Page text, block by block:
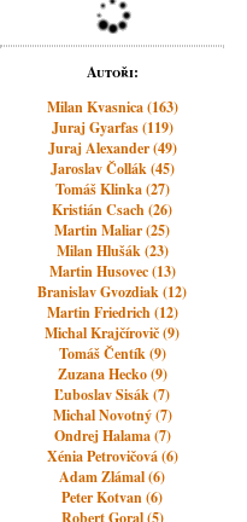
Autoři:
Milan Kvasnica (163)
Juraj Gyarfas (119)
Juraj Alexander (49)
Jaroslav Čollák (45)
Tomáš Klinka (27)
Kristián Csach (26)
Martin Maliar (25)
Milan Hlušák (23)
Martin Husovec (13)
Branislav Gvozdiak (12)
Martin Friedrich (12)
Michal Krajčírovič (9)
Tomáš Čentík (9)
Zuzana Hecko (9)
Ľuboslav Sisák (7)
Michal Novotný (7)
Ondrej Halama (7)
Xénia Petrovičová (6)
Adam Zlámal (6)
Peter Kotvan (6)
Robert Goral (5)